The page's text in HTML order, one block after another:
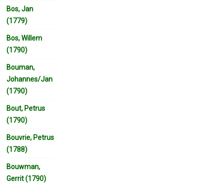
Bos, Jan
(1779)
Bos, Willem
(1790)
Bouman,
Johannes/Jan
(1790)
Bout, Petrus
(1790)
Bouvrie, Petrus
(1788)
Bouwman,
Gerrit (1790)